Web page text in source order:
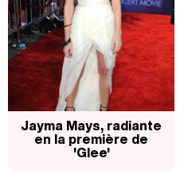
Jayma Mays, radiante
en la première de
'Glee'